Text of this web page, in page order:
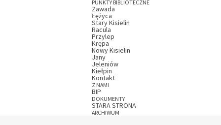
PUNKTY BIBLIOTECZNE
Zawada
Łężyca
Stary Kisielin
Racula
Przylep
Krępa
Nowy Kisielin
Jany
Jeleniów
Kiełpin
Kontakt
Z NAMI
BIP
DOKUMENTY
STARA STRONA
ARCHIWUM